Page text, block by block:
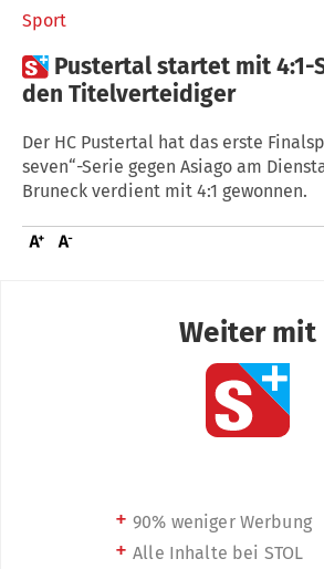
Sport
 Pustertal startet mit 4:1-
den Titelverteidiger
Der HC Pustertal hat das erste
seven“-Serie gegen Asiago am
Bruneck verdient mit 4:1 gewonnen.